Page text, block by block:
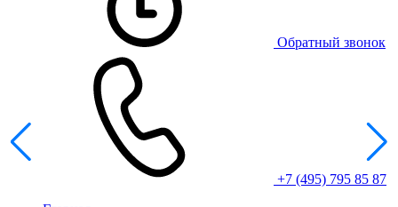
Обратный звонок
+7 (495) 795 85 87